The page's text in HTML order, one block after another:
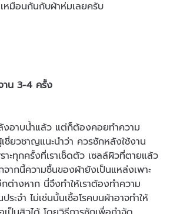
หมือนกันกับผ้าห่มเลยครับ
าน 3-4 ครั้ง
ลังอาบน้ำแล้ว แต่ก็ต้องคอยทำความ
ชี่ยวชาญแนะนำว่า ควรซักหลังใช้งาน
ะทุกครั้งที่เราเช็ดตัว เซลล์ผิวที่ตายแล้ว
จากนี้ความชื้นของผ้ายังเป็นแหล่งเพาะ
ต่างหาก นี่จึงทำให้เราต้องทำความ
ระจำ ไม่เช่นนั้นเชื้อโรคบนผ้าอาจทำให้